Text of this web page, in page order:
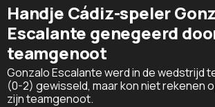
Handje Cádiz-speler
Escalante genegeerd
teamgenoot
Gonzalo Escalante werd in de wedstrijd
(0-2) gewisseld, maar kon niet rekenen
zijn teamgenoot.